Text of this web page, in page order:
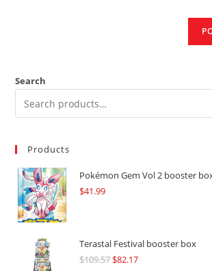
Search
Products
Pokémon Gem Vol 2 booster
$41.99
Terastal Festival booster box
$109.57Original
$82.17Current